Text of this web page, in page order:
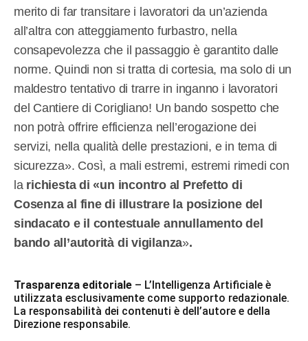
merito di far transitare i lavoratori da un’azienda
all’altra con atteggiamento furbastro, nella
consapevolezza che il passaggio è garantito dalle
norme. Quindi non si tratta di cortesia, ma solo di un
maldestro tentativo di trarre in inganno i lavoratori
del Cantiere di Corigliano! Un bando sospetto che
non potrà offrire efficienza nell’erogazione dei
servizi, nella qualità delle prestazioni, e in tema di
sicurezza». Così, a mali estremi, estremi rimedi con
la richiesta di «un incontro al Prefetto di
Cosenza al fine di illustrare la posizione del
sindacato e il contestuale annullamento del
bando all’autorità di vigilanza».
Trasparenza editoriale – L’Intelligenza Artificiale è
utilizzata esclusivamente come supporto redazionale.
La responsabilità dei contenuti è dell’autore e della
Direzione responsabile.